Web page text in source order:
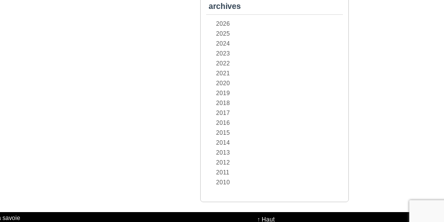
archives
2026
2025
2024
2023
2022
2021
2020
2019
2018
2017
2016
2015
2014
2013
2012
2011
2010
savoie ↑ Haut